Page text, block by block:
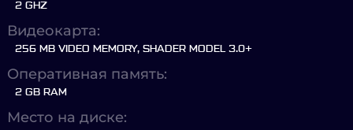
2 GHZ
Видеокарта:
256 MB VIDEO MEMORY, SHADER MODEL 3.0+
Оперативная память:
2 GB RAM
Место на диске: